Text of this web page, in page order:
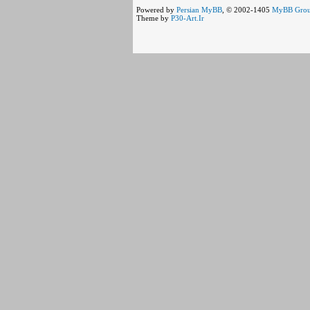
Powered by Persian MyBB , © 2002-1405 MyBB
Theme by P30-Art.Ir